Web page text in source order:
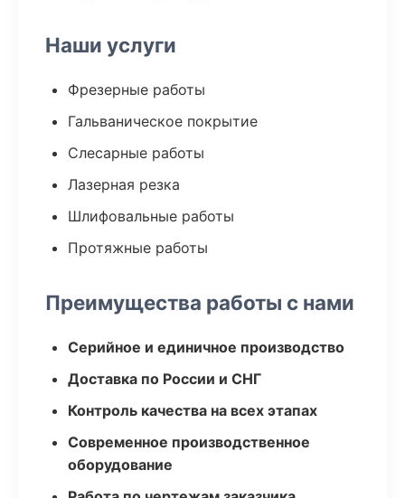
Наши услуги
Фрезерные работы
Гальваническое покрытие
Слесарные работы
Лазерная резка
Шлифовальные работы
Протяжные работы
Преимущества работы с нами
Серийное и единичное производство
Доставка по России и СНГ
Контроль качества на всех этапах
Современное производственное
оборудование